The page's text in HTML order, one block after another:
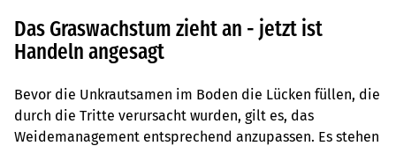
Das Graswachstum zieht an - jetzt ist
Handeln angesagt
Bevor die Unkrautsamen im Boden die Lücken füllen, die
durch die Tritte verursacht wurden, gilt es, das
Weidemanagement entsprechend anzupassen. Es stehen